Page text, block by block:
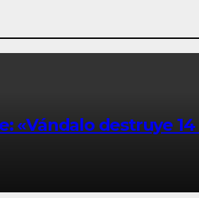
«Vándalo destruye